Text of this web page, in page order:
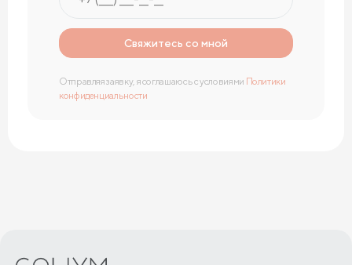
Свяжитесь со мной
Отправляя заявку, я соглашаюсь с условиями Политики
конфиденциальности